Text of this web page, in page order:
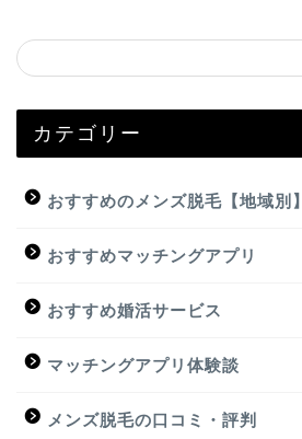
カテゴリー
おすすめのメンズ脱毛【地域別】
おすすめマッチングアプリ
おすすめ婚活サービス
マッチングアプリ体験談
メンズ脱毛の口コミ・評判